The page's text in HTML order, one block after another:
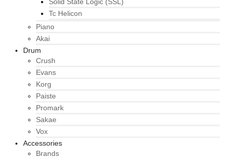
Tc Helicon
Piano
Akai
Drum
Crush
Evans
Korg
Paiste
Promark
Sakae
Vox
Accessories
Brands